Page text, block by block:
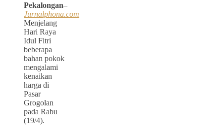
Pekalongan–
Jurnalphona.com
Menjelang
Hari Raya
Idul Fitri
beberapa
bahan pokok
mengalami
kenaikan
harga di
Pasar
Grogolan
pada Rabu
(19/4).